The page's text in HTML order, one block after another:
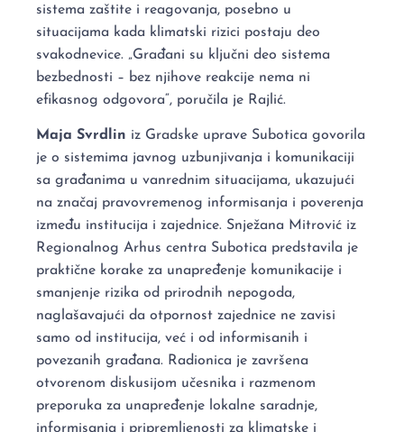
sistema zaštite i reagovanja, posebno u
situacijama kada klimatski rizici postaju deo
svakodnevice. „Građani su ključni deo sistema
bezbednosti – bez njihove reakcije nema ni
efikasnog odgovora“, poručila je Rajlić.
Maja Svrdlin iz Gradske uprave Subotica govorila
je o sistemima javnog uzbunjivanja i komunikaciji
sa građanima u vanrednim situacijama, ukazujući
na značaj pravovremenog informisanja i poverenja
između institucija i zajednice. Snježana Mitrović iz
Regionalnog Arhus centra Subotica predstavila je
praktične korake za unapređenje komunikacije i
smanjenje rizika od prirodnih nepogoda,
naglašavajući da otpornost zajednice ne zavisi
samo od institucija, već i od informisanih i
povezanih građana. Radionica je završena
otvorenom diskusijom učesnika i razmenom
preporuka za unapređenje lokalne saradnje,
informisanja i pripremljenosti za klimatske i